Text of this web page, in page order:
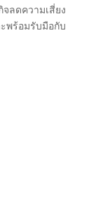
ลดความเสี่ยง
พร้อมรับมือกับ